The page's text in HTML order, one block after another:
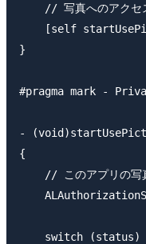
// 写真へのアクセ
[self
}
#pragma mark -
-
{
// このアプリの写
switch (status)